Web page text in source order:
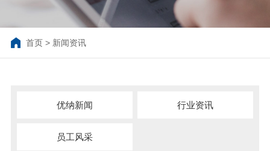
首页> 新闻资讯
优纳新闻 行业资讯
员工风采